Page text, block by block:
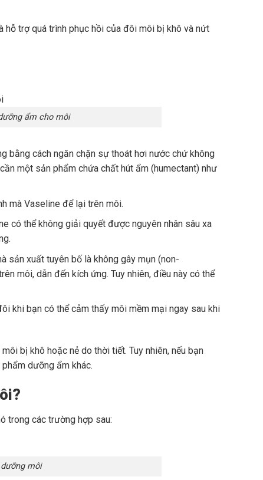
hỗ trợ quá trình phục hồi của đôi môi bị khô và nứt
ẩm cho môi
bằng cách ngăn chặn sự thoát hơi nước chứ không
một sản phẩm chứa chất hút ẩm (humectant) như
mà Vaseline để lại trên môi.
có thể không giải quyết được nguyên nhân sâu xa
sản xuất tuyên bố là không gây mụn (non-
môi, dẫn đến kích ứng. Tuy nhiên, điều này có thể
khi bạn có thể cảm thấy môi mềm mại ngay sau khi
bị khô hoặc nẻ do thời tiết. Tuy nhiên, nếu bạn
dưỡng ẩm khác.
trong các trường hợp sau:
môi